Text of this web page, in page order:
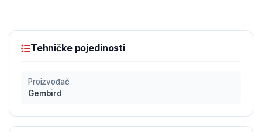
Tehničke pojedinosti
Proizvođač
Gembird